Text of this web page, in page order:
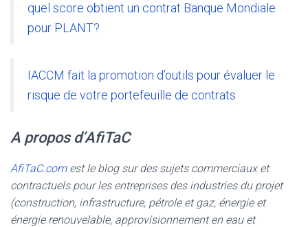
quel score obtient un contrat Banque Mondiale
pour PLANT?
IACCM fait la promotion d’outils pour évaluer le
risque de votre portefeuille de contrats
A propos d’AfiTaC
AfiTaC.comest le blog sur des sujets commerciaux et
contractuels pour les entreprises des industries du projet
(construction, infrastructure, pétrole et gaz, énergie et
énergie renouvelable, approvisionnement en eau et